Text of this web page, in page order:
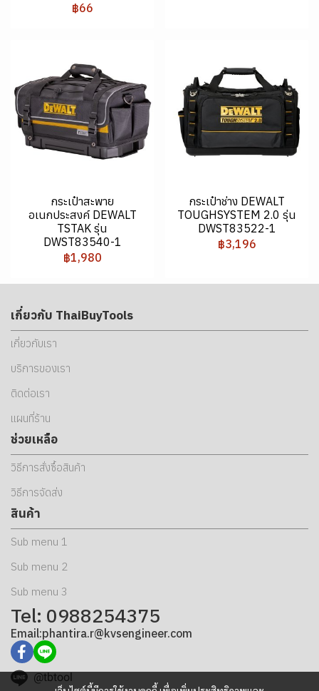
฿66
กระเป๋าสะพาย
อเนกประสงค์ DEWALT
TSTAK รุ่น
DWST83540-1
฿1,980
กระเป๋าช่าง DEWALT
TOUGHSYSTEM 2.0 รุ่น
DWST83522-1
฿3,196
เกี่ยวกับ ThaiBuyTools
เกี่ยวกับเรา
บริการของเรา
ติดต่อเรา
แผนที่ร้าน
ช่วยเหลือ
วิธีการสั่งซื้อสินค้า
วิธีการจัดส่ง
สินค้า
Sub menu 1
Sub menu 2
Sub menu 3
Tel: 0988254375
Email:phantira.r@kvsengineer.com
@tbtool